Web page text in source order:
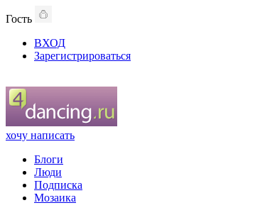
Гость
ВХОД
Зарегистрироваться
хочу написать
Блоги
Люди
Подписка
Мозаика